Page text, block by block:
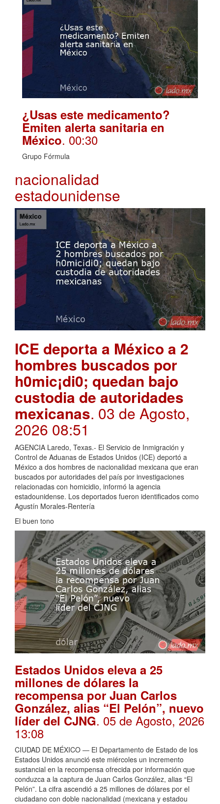
¿Usas este medicamento?
Emiten alerta sanitaria en
México. 00:30
Grupo Fórmula
nacionalidad
estadounidense
ICE deporta a México a 2
hombres buscados por
h0mic¡di0; quedan bajo
custodia de autoridades
mexicanas. 03 de Agosto,
2026 08:51
AGENCIA Laredo, Texas.- El Servicio de Inmigración y
Control de Aduanas de Estados Unidos (ICE) deportó a
México a dos hombres de nacionalidad mexicana que eran
buscados por autoridades del país por investigaciones
relacionadas con homicidio, informó la agencia
estadounidense. Los deportados fueron identificados como
Agustín Morales-Rentería
El buen tono
Estados Unidos eleva a 25
millones de dólares la
recompensa por Juan Carlos
González, alias “El Pelón”, nuevo
líder del CJNG. 05 de Agosto, 2026
13:08
CIUDAD DE MÉXICO — El Departamento de Estado de los
Estados Unidos anunció este miércoles un incremento
sustancial en la recompensa ofrecida por información que
conduzca a la captura de Juan Carlos González, alias “El
Pelón”. La cifra ascendió a 25 millones de dólares por el
ciudadano con doble nacionalidad (mexicana y estadou